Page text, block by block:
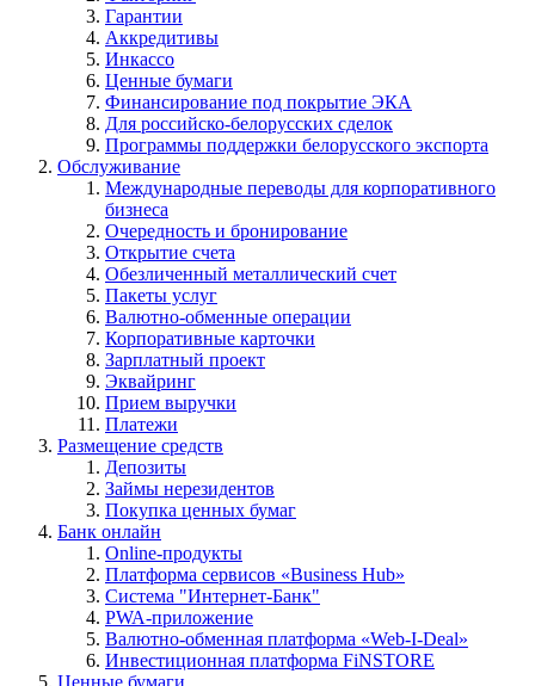
Гарантии
Аккредитивы
Инкассо
Ценные бумаги
Финансирование под покрытие ЭКА
Для российско-белорусских сделок
Программы поддержки белорусского экспорта
Обслуживание
Международные переводы для корпоративного
бизнеса
Очередность и бронирование
Открытие счета
Обезличенный металлический счет
Пакеты услуг
Валютно-обменные операции
Корпоративные карточки
Зарплатный проект
Эквайринг
Прием выручки
Платежи
Размещение средств
Депозиты
Займы нерезидентов
Покупка ценных бумаг
Банк онлайн
Online-продукты
Платформа сервисов «Business Hub»
Система "Интернет-Банк"
PWA-приложение
Валютно-обменная платформа «Web-I-Deal»
Инвестиционная платформа FiNSTORE
Ценные бумаги